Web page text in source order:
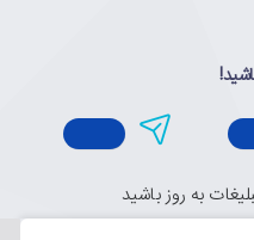
به روز باشید